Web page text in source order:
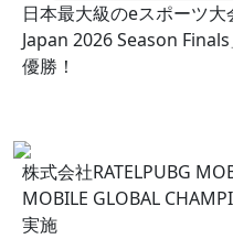
日本最大級のeスポーツ
Japan 2026 Season
優勝！
株式会社RATELPUBG
MOBILE GLOBAL
実施